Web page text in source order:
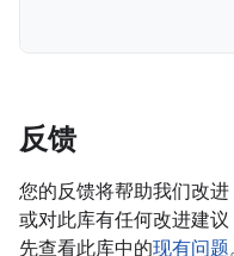
反馈
您的反馈将帮助我们改
或对此库有任何改进建
先查看此库中的现有问题